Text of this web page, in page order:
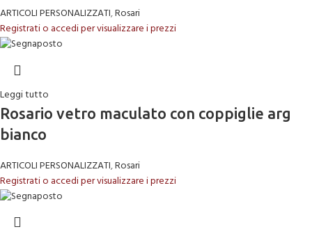
ARTICOLI PERSONALIZZATI,Rosari
Registrati o accedi per visualizzare i prezzi
Leggi tutto
Rosario vetro maculato con coppiglie arg
bianco
ARTICOLI PERSONALIZZATI,Rosari
Registrati o accedi per visualizzare i prezzi